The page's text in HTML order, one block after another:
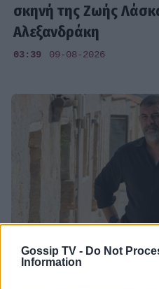
Gossip TV - Do Not
Information
σκηνή της Ζωής
Αλεξανδράκη
03:39 09-08-2026